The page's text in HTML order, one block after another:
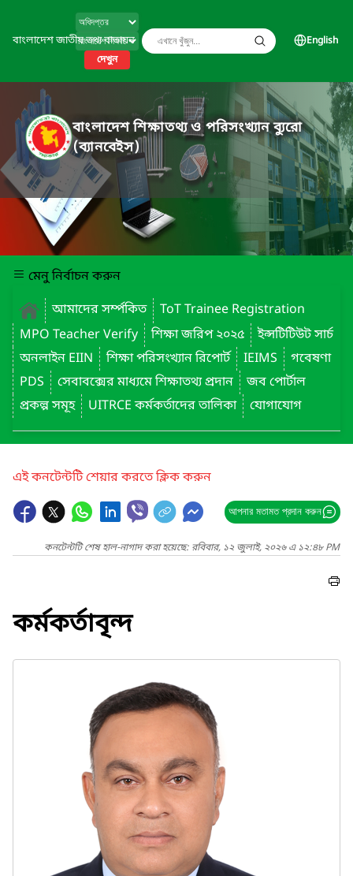
বাংলাদেশ জাতীয় তথ্য বাতায়ন
দেখুন
English
বাংলাদেশ শিক্ষাতথ্য ও পরিসংখ্যান ব্যুরো
(ব্যানবেইস)
মেনু নির্বাচন করুন
আমাদের সর্ম্পকিত
ToT Trainee Registration
MPO Teacher Verify
শিক্ষা জরিপ ২০২৫
ইন্সটিটিউট সার্চ
অনলাইন EIIN
শিক্ষা পরিসংখ্যান রিপোর্ট IEIMS
গবেষণা
PDS
সেবাবক্সের মাধ্যমে শিক্ষাতথ্য প্রদান
জব পোর্টাল
প্রকল্প সমূহ
UITRCE কর্মকর্তাদের তালিকা যোগাযোগ
এই কনটেন্টটি শেয়ার করতে ক্লিক করুন
আপনার মতামত প্রদান করুন
কনটেন্টটি শেষ হাল-নাগাদ করা হয়েছে: রবিবার, ১২ জুলাই, ২০২৬ এ ১২:৪৮ PM
কর্মকর্তাবৃন্দ